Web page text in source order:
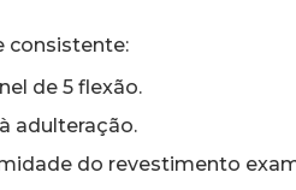
consistente:
de 5 flexão.
adulteração.
do revestimento